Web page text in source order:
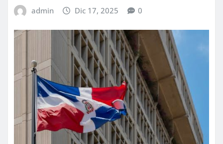
admin Dic 17, 2025 0